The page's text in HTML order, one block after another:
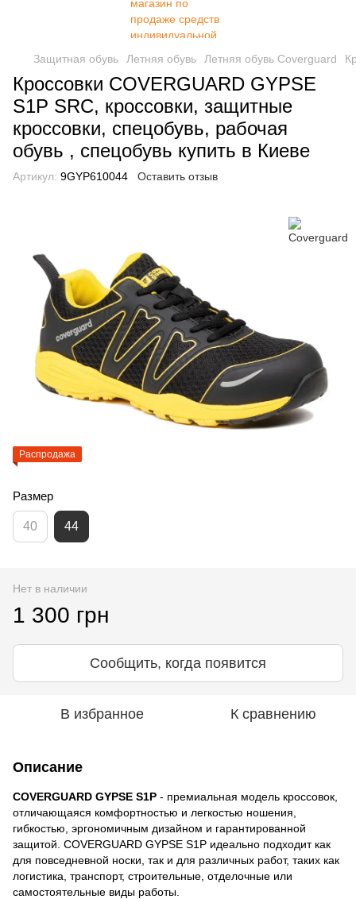
Защитная обувь Летняя обувь Летняя обувь Coverguard
Кроссовки COVERGUARD GYPSE
S1P SRC, кроссовки, защитные
кроссовки, спецобувь, рабочая
обувь , спецобувь купить в Киеве
Артикул: 9GYP610044 Оставить отзыв
Распродажа
Размер
40 44
Нет в наличии
1 300 грн
Сообщить, когда появится
В избранное К сравнению
Описание
COVERGUARD GYPSE ​​S1P - премиальная модель кроссовок,
отличающаяся комфортностью и легкостью ношения,
гибкостью, эргономичным дизайном и гарантированной
защитой. COVERGUARD GYPSE ​​S1P идеально подходит как
для повседневной носки, так и для различных работ, таких как
логистика, транспорт, строительные, отделочные или
самостоятельные виды работы.